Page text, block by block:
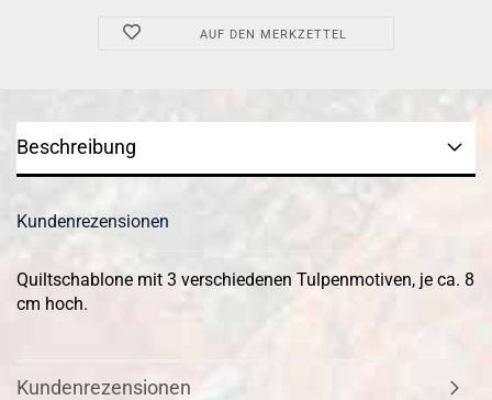
AUF DEN MERKZETTEL
Beschreibung
Kundenrezensionen
Quiltschablone mit 3 verschiedenen Tulpenmotiven, je ca. 8
cm hoch.
Kundenrezensionen